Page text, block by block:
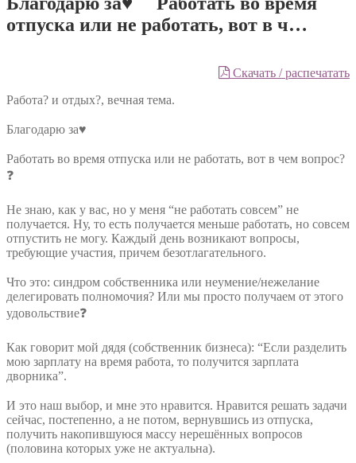
отпуска или не работать, вот в ч…
Скачать / распечатать
Работа? и отдых?, вечная тема.
Благодарю за♥️
Работать во время отпуска или не работать, вот в чем вопрос?
❓
Не знаю, как у вас, но у меня “не работать совсем” не
получается. Ну, то есть получается меньше работать, но совсем
отпустить не могу. Каждый день возникают вопросы,
требующие участия, причем безотлагательного.
Что это: синдром собственника или неумение/нежелание
делегировать полномочия? Или мы просто получаем от этого
удовольствие❓
Как говорит мой дядя (собственник бизнеса): “Если разделить
мою зарплату на время работа, то получится зарплата
дворника”.
И это наш выбор, и мне это нравится. Нравится решать задачи
сейчас, постепенно, а не потом, вернувшись из отпуска,
получить накопившуюся массу нерешённых вопросов
(половина которых уже не актуальна).